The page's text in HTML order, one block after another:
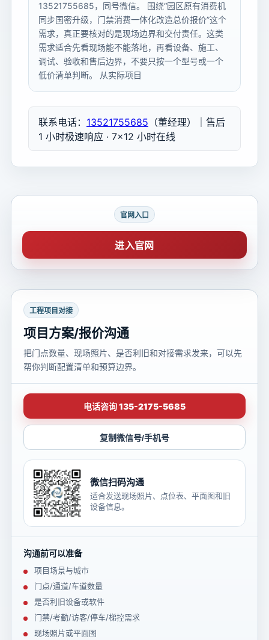
13521755685，同号微信。 围绕“园区原有消费机
同步国密升级，门禁消费一体化改造总价报价”这个
需求，真正要核对的是现场边界和交付责任。这类
需求适合先看现场能不能落地，再看设备、施工、
调试、验收和售后边界，不要只按一个型号或一个
低价清单判断。 从实际项目
联系电话： 13521755685 （董经理）｜售后
1 小时极速响应 · 7×12 小时在线
官网入口
进入官网
工程项目对接
项目方案/报价沟通
把门点数量、现场照片、是否利旧和对接需求发来，可以先
帮你判断配置清单和预算边界。
电话咨询 135-2175-5685
复制微信号/手机号
微信扫码沟通
适合发送现场照片、点位表、平面图和旧
设备信息。
沟通前可以准备
项目场景与城市
门点/通道/车道数量
是否利旧设备或软件
门禁/考勤/访客/停车/梯控需求
现场照片或平面图